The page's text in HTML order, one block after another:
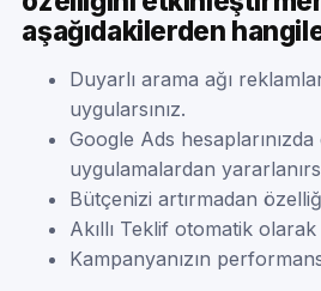
aşağıdakilerden
Duyarlı arama ağı
uygularsınız.
Google Ads
uygulamalardan
Bütçenizi artırmadan
Akıllı Teklif otomatik
Kampanyanızın